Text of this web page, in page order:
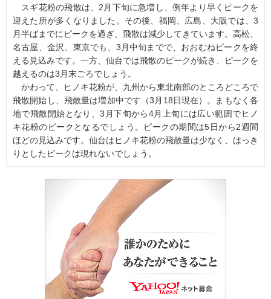
スギ花粉の飛散は、2月下旬に急増し、例年より早くピークを
迎えた所が多くなりました。その後、福岡、広島、大阪では、3
月半ばまでにピークを過ぎ、飛散は減少してきています。高松、
名古屋、金沢、東京でも、3月中旬までで、おおむねピークを終
える見込みです。一方、仙台では飛散のピークが続き、ピークを
越えるのは3月末ごろでしょう。
かわって、ヒノキ花粉が、九州から東北南部のところどころで
飛散開始し、飛散量は増加中です（3月18日現在）。まもなく各
地で飛散開始となり、3月下旬から4月上旬には広い範囲でヒノ
キ花粉のピークとなるでしょう。ピークの期間は5日から2週間
ほどの見込みです。仙台はヒノキ花粉の飛散量は少なく、はっき
りとしたピークは現れないでしょう。